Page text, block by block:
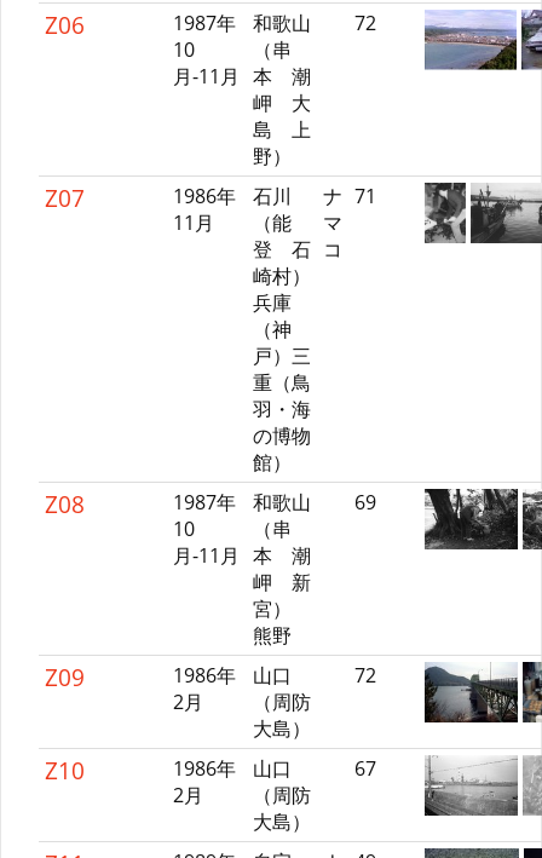
Z06
1987年
10
月-11月
和歌山
（串
本 潮
岬 大
島 上
野）
72
Z07
1986年
11月
石川
（能
登 石
崎村）
兵庫
（神
戸）三
重（鳥
羽・海
の博物
館）
ナ
マ
コ
71
Z08
1987年
10
月-11月
和歌山
（串
本 潮
岬 新
宮）
熊野
69
Z09
1986年
2月
山口
（周防
大島）
72
Z10
1986年
2月
山口
（周防
大島）
67